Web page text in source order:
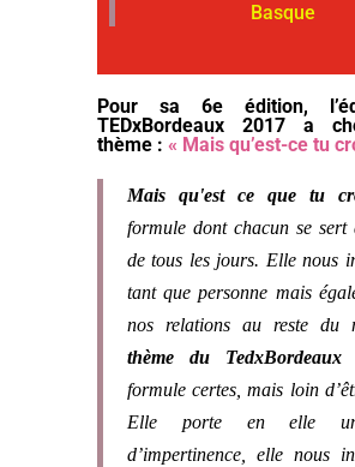
Basque
Pour sa 6e édition,
TEDxBordeaux 2017 a
thème : « Mais qu’est-ce tu
Mais qu'est ce que tu
formule dont chacun se sert
de tous les jours. Elle nous
tant que personne mais
nos relations au reste du
thème du TedxBordeaux
formulecertes, mais loin
Elle porte en elle
d’impertinence, elle nous